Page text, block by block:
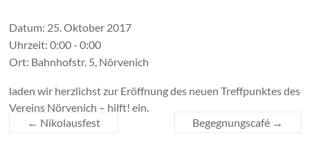
Datum: 25. Oktober 2017
Uhrzeit:0:00 - 0:00
Ort: Bahnhofstr. 5, Nörvenich
laden wir herzlichst zur Eröffnung des neuen Treffpunktes des
Vereins Nörvenich – hilft! ein.
← Nikolausfest Begegnungscafé →